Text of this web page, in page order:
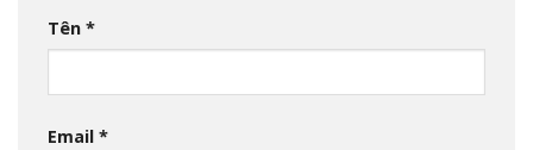
Tên *
Email *